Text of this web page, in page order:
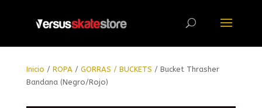
Inicio / ROPA/ GORRAS / BUCKETS / Bucket Thrasher
Bandana (Negro/Rojo)